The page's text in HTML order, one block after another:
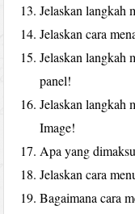
Jelaskan langkah
Jelaskan cara
Jelaskan langkah
panel!
Jelaskan langkah
Image!
Apa yang
Jelaskan cara
Bagaimana cara